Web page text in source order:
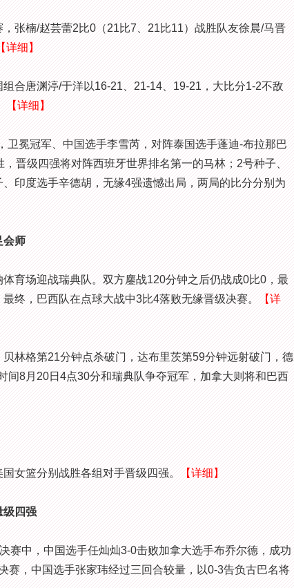
楠/赵芸蕾2比0（21比7、21比11）战胜队友徐晨/马晋
【详细】
唐渊渟/于洋以16-21、21-14、19-21，大比分1-2不敌
【详细】
冕冠军、中国选手李雪芮，对阵泰国选手蓬迪-布拉那巴
晋级四强将对阵西班牙世界排名第一的马林；2号种子、
印度选手辛德胡，无缘4强遗憾出局，两局的比分分别为
师
场迎战瑞典队。双方鏖战120分钟之后仍战成0比0，最
终，巴西队在点球大战中3比4落败无缘晋级决赛。
【详
格第21分钟点杀破门，达布里茨第59分钟远射破门，德
间8月20日4点30分和瑞典队争夺冠军，加拿大则将和巴西
女篮分别战胜各组对手晋级四强。 【详细】
四强
中，中国选手任灿灿3-0击败加拿大选手布乔尔德，成功
赛，中国选手张家玮经过三回合较量，以0-3告负古巴名将